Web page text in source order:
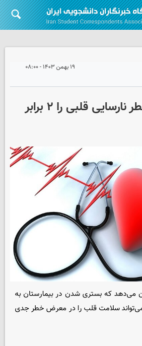
۱۹ بهمن ۱۴۰۳ - ۰۸:۰۰
عفونت شدید خطر نارسایی قلبی را ۲ برابر
می‌دهد که بستری شدن در بیمارستان به
می‌تواند سلامت قلب را در معرض خطر جدی